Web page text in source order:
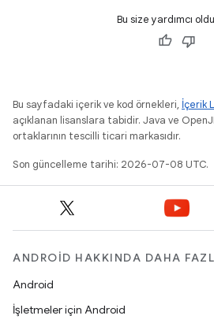
Bu size yardımcı
Bu sayfadaki içerik ve kod örnekleri, İçerik
açıklanan lisanslara tabidir. Java ve
ortaklarının tescilli ticari markasıdır.
Son güncelleme tarihi: 2026-07-08 UTC.
ANDROID HAKKINDA DAHA
Android
İşletmeler için Android